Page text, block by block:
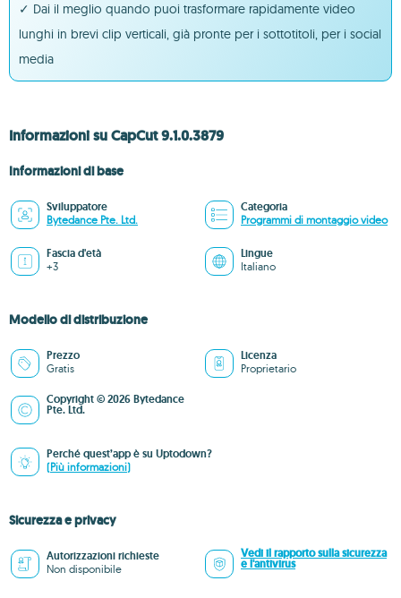
✓ Dai il meglio quando puoi trasformare rapidamente video
lunghi in brevi clip verticali, già pronte per i sottotitoli, per i social
media
Informazioni su CapCut 9.1.0.3879
Informazioni di base
Sviluppatore
Bytedance Pte. Ltd.
Categoria
Programmi di montaggio video
Fascia d'età
+3
Lingue
Italiano
Modello di distribuzione
Prezzo
Gratis
Licenza
Proprietario
Copyright © 2026 Bytedance
Pte. Ltd.
Perché quest’app è su Uptodown?
(Più informazioni)
Sicurezza e privacy
Autorizzazioni richieste
Non disponibile
Vedi il rapporto sulla sicurezza
e l'antivirus